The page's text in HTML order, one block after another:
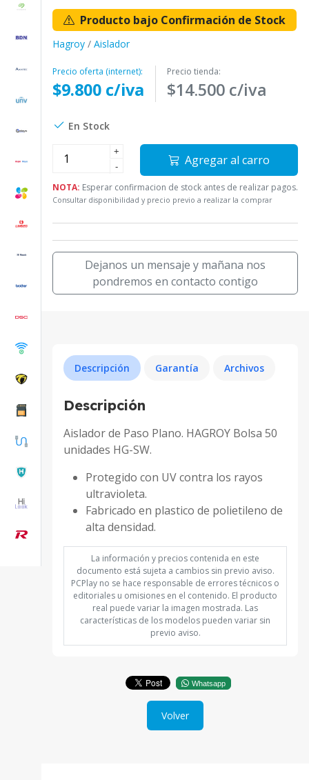
Producto bajo Confirmación de Stock
Hagroy / Aislador
Precio oferta (internet):
$9.800 c/iva
Precio tienda:
$14.500 c/iva
En Stock
+
-
Agregar al carro
NOTA: Esperar confirmacion de stock antes de realizar pagos.
Consultar disponibilidad y precio previo a realizar la comprar
Dejanos un mensaje y mañana nos
pondremos en contacto contigo
Descripción Garantía Archivos
Descripción
Aislador de Paso Plano. HAGROY Bolsa 50
unidades HG-SW.
Protegido con UV contra los rayos
ultravioleta.
Fabricado en plastico de polietileno de
alta densidad.
La información y precios contenida en este
documento está sujeta a cambios sin previo aviso.
PCPlay no se hace responsable de errores técnicos o
editoriales u omisiones en el contenido. El producto
real puede variar la imagen mostrada. Las
características de los modelos pueden variar sin
previo aviso.
Whatsapp
Volver